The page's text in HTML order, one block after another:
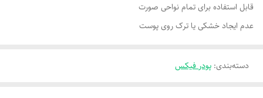
قابل استفاده برای تمام نواحی صورت
عدم ایجاد خشکی یا ترک روی پوست
دسته‌بندی: پودر فیکس